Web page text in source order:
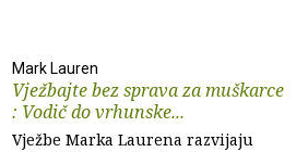
Mark Lauren
Vježbajte bez sprava za muškarce
: Vodič do vrhunske...
Vježbe Marka Laurena razvijaju